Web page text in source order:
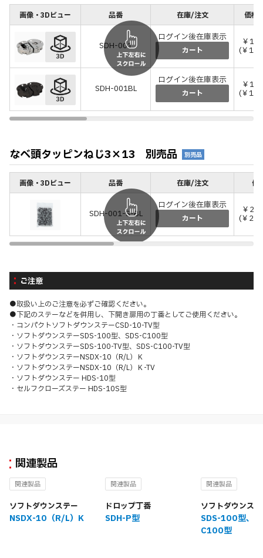
画像・3Dビュー 品番 在庫/注文 価格(
SDH-001
ログイン後在庫表示
カート
￥
(￥
SDH-001BL
ログイン後在庫表示
カート
￥
(￥
なべ頭タッピンねじ3×13 別売品 別売品
画像・3Dビュー 品番 在庫/注文 価
SDH-001-S-BL
ログイン後在庫表示
カート
￥
(￥
ご注意
●取扱い上のご注意を必ずご確認ください。
●下記のステーなどを併用し、下開き扉用の丁番としてご使用ください。
・コンパクトソフトダウンステーCSD-10-TV型
・ソフトダウンステーSDS-100型、SDS-C100型
・ソフトダウンステーSDS-100-TV型、SDS-C100-TV型
・ソフトダウンステーNSDX-10（R/L）Ｋ
・ソフトダウンステーNSDX-10（R/L）Ｋ-TV
・ソフトダウンステー HDS-10型
・セルフクローズステー HDS-10S型
関連製品
関連製品
ソフトダウンステー
NSDX-10（R/L）K
関連製品
ドロップ丁番
SDH-P型
関連製品
ソフトダウンス
SDS-100型、
C100型